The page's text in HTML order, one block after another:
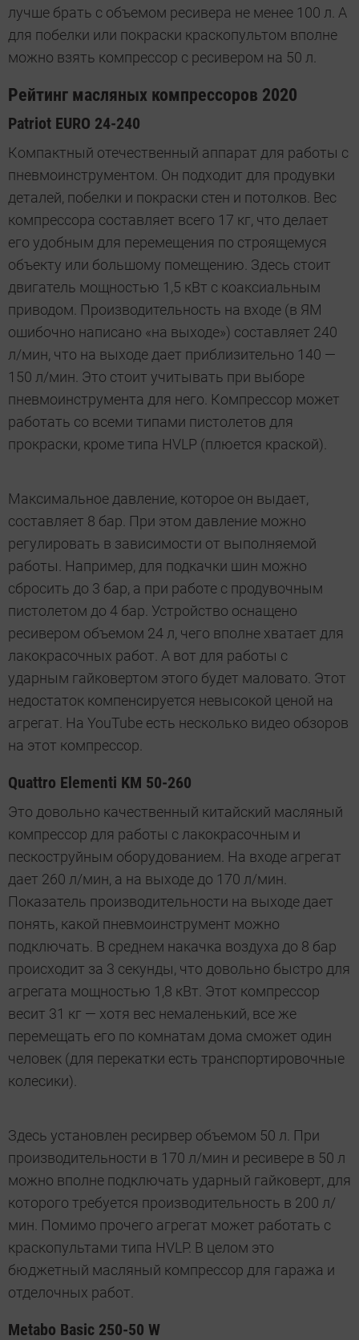
лучше брать с объемом ресивера не менее 100 л. А
для побелки или покраски краскопультом вполне
можно взять компрессор с ресивером на 50 л.
Рейтинг масляных компрессоров 2020
Patriot EURO 24-240
Компактный отечественный аппарат для работы с
пневмоинструментом. Он подходит для продувки
деталей, побелки и покраски стен и потолков. Вес
компрессора составляет всего 17 кг, что делает
его удобным для перемещения по строящемуся
объекту или большому помещению. Здесь стоит
двигатель мощностью 1,5 кВт с коаксиальным
приводом. Производительность на входе (в ЯМ
ошибочно написано «на выходе») составляет 240
л/мин, что на выходе дает приблизительно 140 —
150 л/мин. Это стоит учитывать при выборе
пневмоинструмента для него. Компрессор может
работать со всеми типами пистолетов для
прокраски, кроме типа HVLP (плюется краской).
Максимальное давление, которое он выдает,
составляет 8 бар. При этом давление можно
регулировать в зависимости от выполняемой
работы. Например, для подкачки шин можно
сбросить до 3 бар, а при работе с продувочным
пистолетом до 4 бар. Устройство оснащено
ресивером объемом 24 л, чего вполне хватает для
лакокрасочных работ. А вот для работы с
ударным гайковертом этого будет маловато. Этот
недостаток компенсируется невысокой ценой на
агрегат. На YouTube есть несколько видео обзоров
на этот компрессор.
Quattro Elementi KM 50-260
Это довольно качественный китайский масляный
компрессор для работы с лакокрасочным и
пескоструйным оборудованием. На входе агрегат
дает 260 л/мин, а на выходе до 170 л/мин.
Показатель производительности на выходе дает
понять, какой пневмоинструмент можно
подключать. В среднем накачка воздуха до 8 бар
происходит за 3 секунды, что довольно быстро для
агрегата мощностью 1,8 кВт. Этот компрессор
весит 31 кг — хотя вес немаленький, все же
перемещать его по комнатам дома сможет один
человек (для перекатки есть транспортировочные
колесики).
Здесь установлен ресирвер объемом 50 л. При
производительности в 170 л/мин и ресивере в 50 л
можно вполне подключать ударный гайковерт, для
которого требуется производительность в 200 л/
мин. Помимо прочего агрегат может работать с
краскопультами типа HVLP. В целом это
бюджетный масляный компрессор для гаража и
отделочных работ.
Metabo Basic 250-50 W